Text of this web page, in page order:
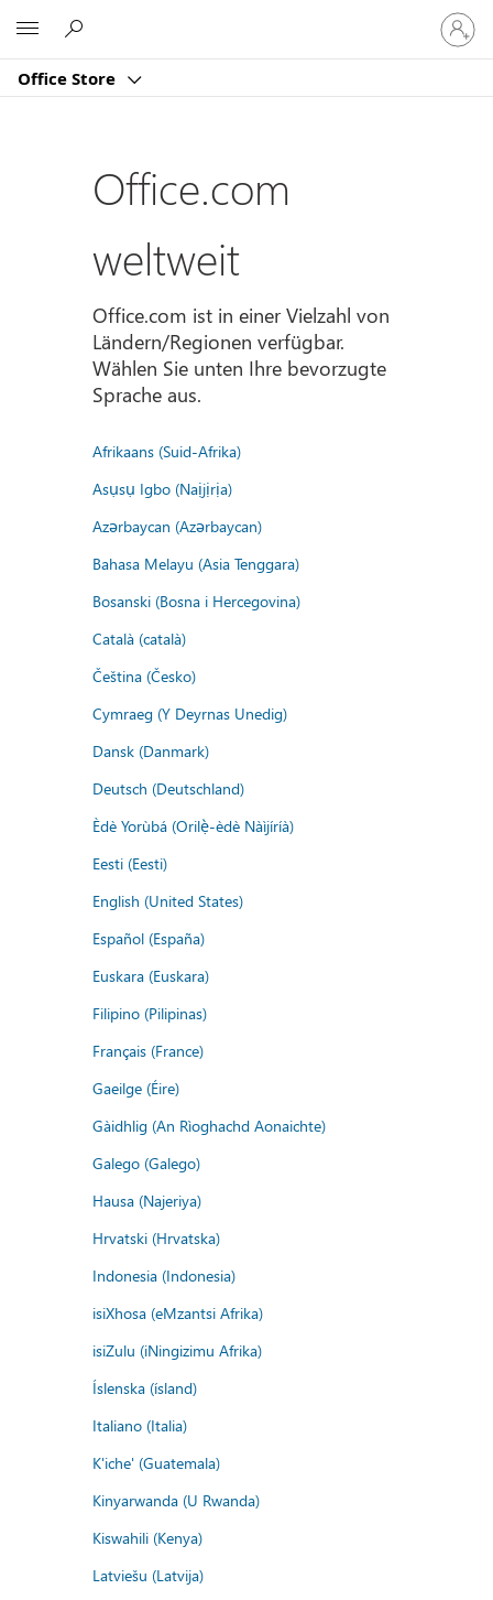
Office Store
Bei
Ihrem
Konto
Office.com
weltweit
Office.com ist in einer Vielzahl von
Ländern/Regionen verfügbar.
Wählen Sie unten Ihre bevorzugte
Sprache aus.
Afrikaans (Suid-Afrika)
Asụsụ Igbo (Naịjịrịa)
Azərbaycan (Azərbaycan)
Bahasa Melayu (Asia Tenggara)
Bosanski (Bosna i Hercegovina)
Català (català)
Čeština (Česko)
Cymraeg (Y Deyrnas Unedig)
Dansk (Danmark)
Deutsch (Deutschland)
Èdè Yorùbá (Orilẹ̀-èdè Nàìjíríà)
Eesti (Eesti)
English (United States)
Español (España)
Euskara (Euskara)
Filipino (Pilipinas)
Français (France)
Gaeilge (Éire)
Gàidhlig (An Rìoghachd Aonaichte)
Galego (Galego)
Hausa (Najeriya)
Hrvatski (Hrvatska)
Indonesia (Indonesia)
isiXhosa (eMzantsi Afrika)
isiZulu (iNingizimu Afrika)
Íslenska (ísland)
Italiano (Italia)
K'iche' (Guatemala)
Kinyarwanda (U Rwanda)
Kiswahili (Kenya)
Latviešu (Latvija)